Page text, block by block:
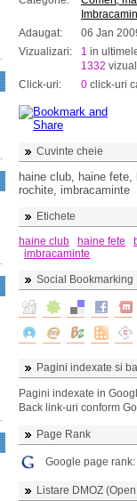
Adaugat:
06 Jan
Vizualizari:
1 in
1332
Click-uri:
0 click-uri
Cuvinte cheie
haine club, haine
rochite, imbracaminte
Etichete
haine club
haine fete
imbracaminte
Social Bookmarking
Pagini indexate si
Pagini indexate in
Back link-uri conform
Page Rank
Google page rank:
Listare DMOZ